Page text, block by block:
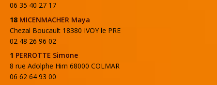
06 35 40 27 17
18 MICENMACHER Maya
Chezal Boucault 18380 IVOY le PRE
02 48 26 96 02
1 PERROTTE Simone
8 rue Adolphe Hirn 68000 COLMAR
06 62 64 93 00